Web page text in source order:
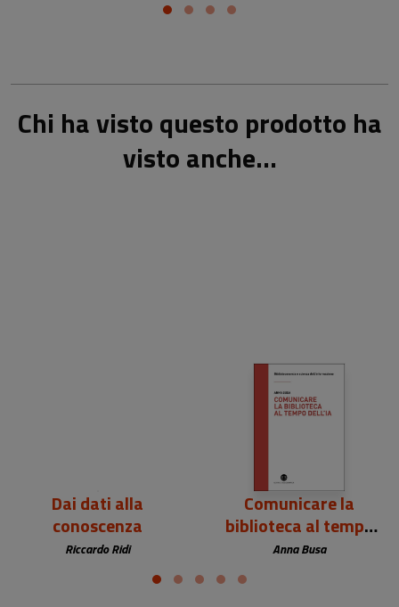
Chi ha visto questo prodotto ha
visto anche...
Dai dati alla
conoscenza
Riccardo Ridi
22,00 €
Comunicare la
biblioteca al tempo
dell’IA
Anna Busa